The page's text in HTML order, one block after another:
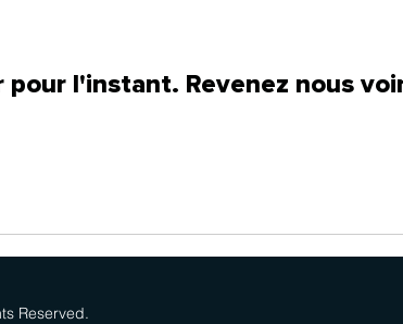
pour l'instant. Revenez nous
Reserved.